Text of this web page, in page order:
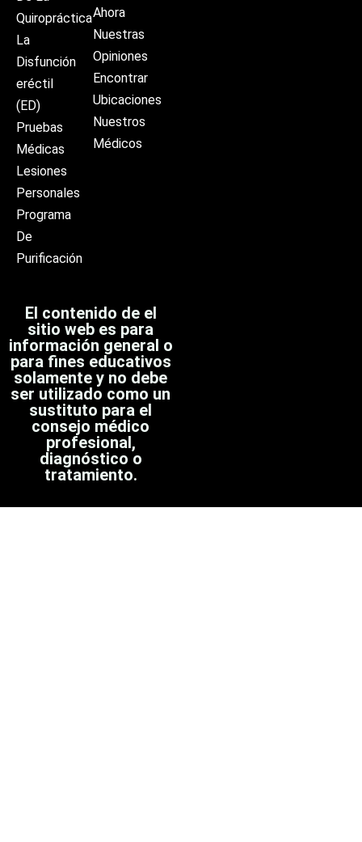
Quiropráctica
La
Disfunción
eréctil
(ED)
Pruebas
Médicas
Lesiones
Personales
Programa
De
Purificación
Ahora
Nuestras
Opiniones
Encontrar
Ubicaciones
Nuestros
Médicos
El contenido de el
sitio web es para
información general o
para fines educativos
solamente y no debe
ser utilizado como un
sustituto para el
consejo médico
profesional,
diagnóstico o
tratamiento.